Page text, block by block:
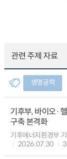
관련 주제 자료
생명공학
기후부, 바이오·
구축 본격화
기후에너지환경부
2026.07.30